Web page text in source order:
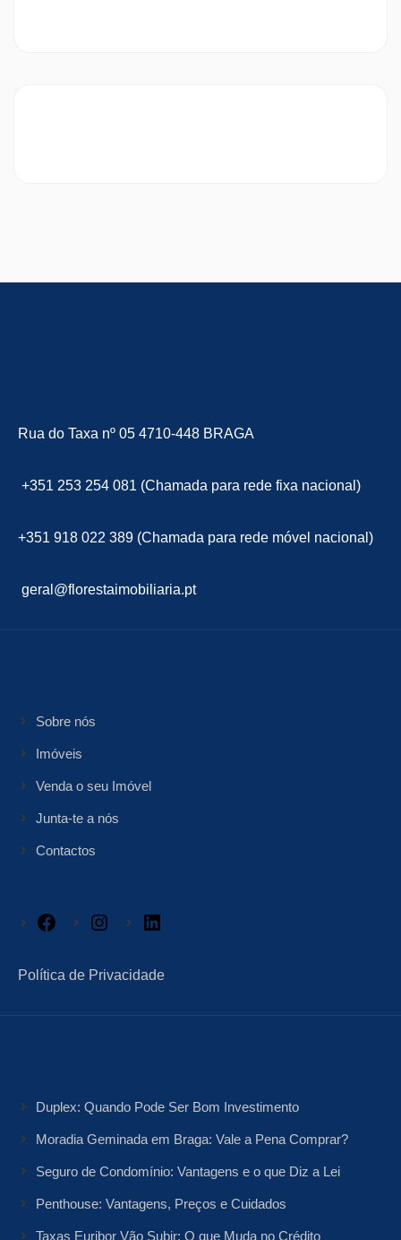
Rua do Taxa nº 05 4710-448 BRAGA
+351 253 254 081 (Chamada para rede fixa nacional)
+351 918 022 389 (Chamada para rede móvel nacional)
geral@florestaimobiliaria.pt
Sobre nós
Imóveis
Venda o seu Imóvel
Junta-te a nós
Contactos
Facebook Instagram
Política de Privacidade
Duplex: Quando Pode Ser Bom Investimento
Moradia Geminada em Braga: Vale a Pena Comprar?
Seguro de Condomínio: Vantagens e o que Diz a Lei
Penthouse: Vantagens, Preços e Cuidados
Taxas Euribor Vão Subir: O que Muda no Crédito